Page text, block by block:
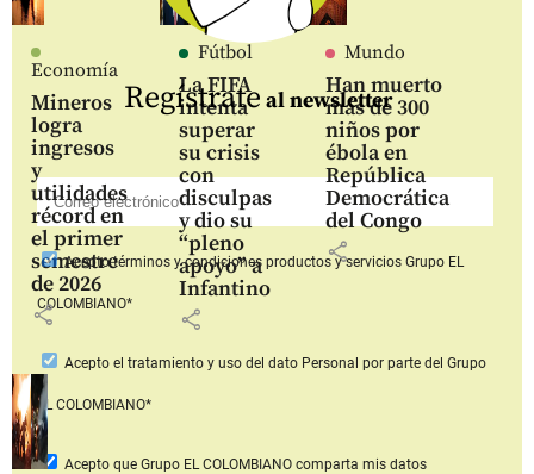
Economía
Mineros
logra
ingresos
y
utilidades
récord en
el primer
semestre
de 2026
share
Fútbol
La FIFA
intenta
superar
su crisis
con
disculpas
y dio su
“pleno
apoyo” a
Infantino
share
Mundo
Han muerto
más de 300
niños por
ébola en
República
Democrática
del Congo
share
Regístrate al newsletter
Aceptotérminos y condiciones productos y serviciosGrupo EL
COLOMBIANO*
Acepto el tratamiento y uso del dato Personal por parte del Grupo
EL COLOMBIANO*
Acepto que Grupo EL COLOMBIANOcomparta mis datos